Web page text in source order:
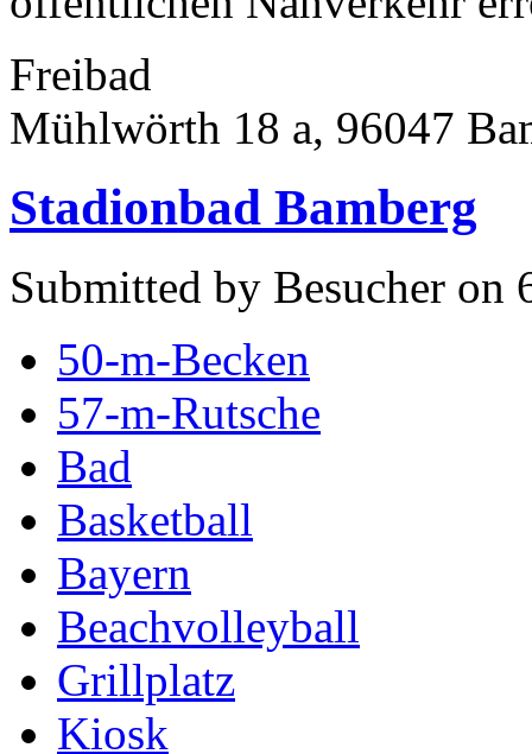
Freibad
Mühlwörth 18 a, 96047
Stadionbad Bamberg
Submitted by Besucher on
50-m-Becken
57-m-Rutsche
Bad
Basketball
Bayern
Beachvolleyball
Grillplatz
Kiosk